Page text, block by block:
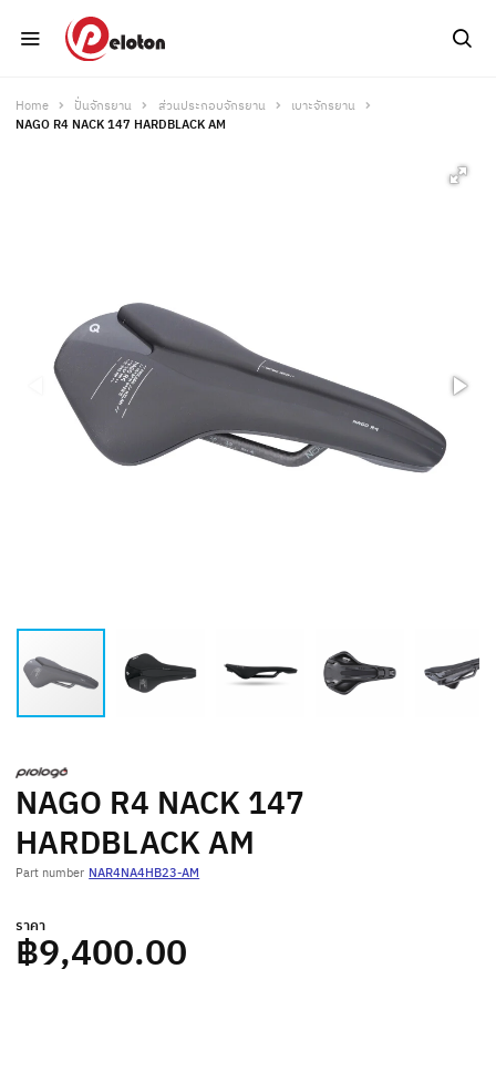
Home ปั่นจักรยาน ส่วนประกอบจักรยาน
เบาะจักรยาน
NAGO R4 NACK 147 HARDBLACK AM
NAGO R4 NACK 147
HARDBLACK AM
Part number NAR4NA4HB23-AM
ราคา
฿9,400.00